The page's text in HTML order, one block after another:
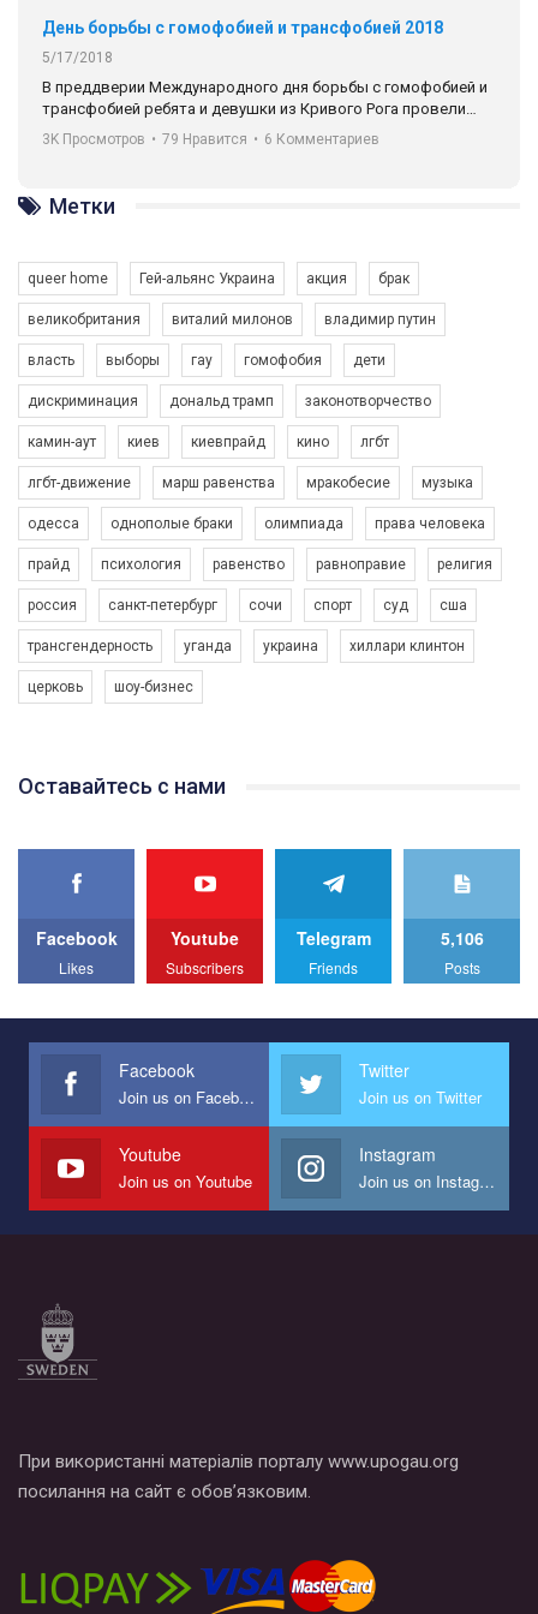
День борьбы с гомофобией и трансфобией 2018
5/17/2018
В преддверии Международного дня борьбы с гомофобией и
трансфобией ребята и девушки из Кривого Рога провели
социальный эксперимент, сравнив реакцию на
представительницу ЛГБТ-комьюнити в двух странах, в
Автор видео - Queer-студия.
3K Просмотров • 79 Нравится • 6 Комментариев
Метки
queer home Гей-альянс Украина акция брак
великобритания виталий милонов владимир путин
власть выборы гау гомофобия дети
дискриминация дональд трамп законотворчество
камин-аут киев киевпрайд кино лгбт
лгбт-движение марш равенства мракобесие музыка
одесса однополые браки олимпиада права человека
прайд психология равенство равноправие религия
россия санкт-петербург сочи спорт суд сша
трансгендерность уганда украина хиллари клинтон
церковь шоу-бизнес
Оставайтесь с нами
Facebook
Likes
Youtube
Subscribers
Telegram
Friends
5,106
Posts
Facebook
Join us on Facebook
Twitter
Join us on Twitter
Youtube
Join us on Youtube
Instagram
Join us on Instagram
При використанні матеріалів порталу www.upogau.org
посилання на сайт є обов’язковим.